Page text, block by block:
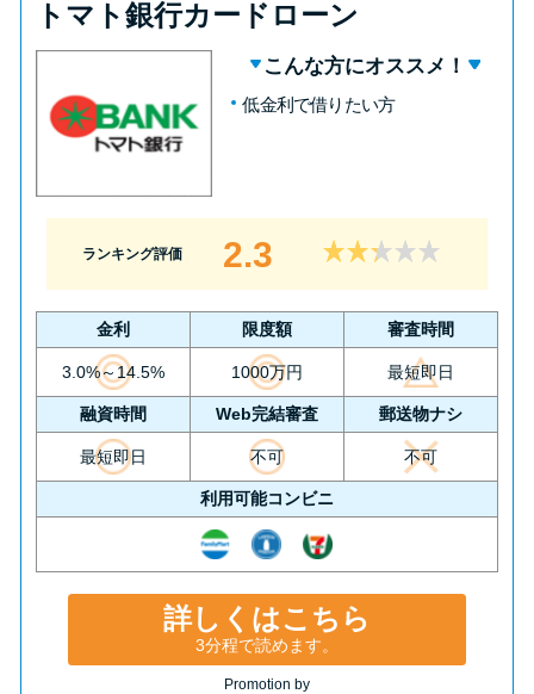
トマト銀行カードローン
こんな方にオススメ！
低金利で借りたい方
ランキング評価 2.3
金利 限度額 審査時間
3.0%～14.5% 1000万円 最短即日
融資時間 Web完結審査 郵送物ナシ
最短即日 不可 不可
利用可能コンビニ
詳しくはこちら
3分程で読めます。
Promotion by